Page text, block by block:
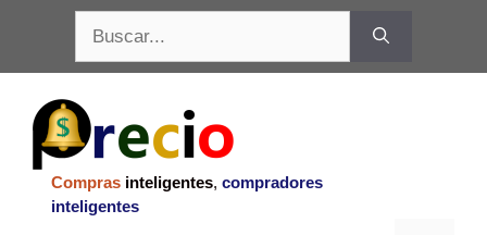
contenido
Compras inteligentes, compradores
inteligentes